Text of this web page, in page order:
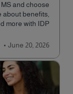
and choose
benefits,
more with IDP.
June 20, 2026